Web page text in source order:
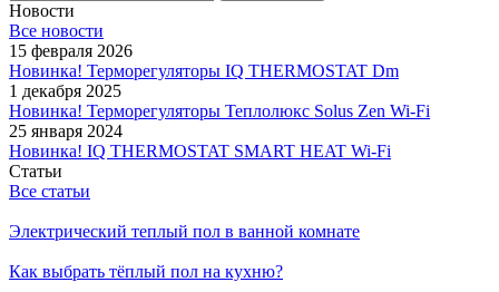
Новости
Все новости
15 февраля 2026
Новинка! Терморегуляторы IQ THERMOSTAT Dm
1 декабря 2025
Новинка! Терморегуляторы Теплолюкс Solus Zen Wi-Fi
25 января 2024
Новинка! IQ THERMOSTAT SMART HEAT Wi-Fi
Статьи
Все статьи
Электрический теплый пол в ванной комнате
Как выбрать тёплый пол на кухню?